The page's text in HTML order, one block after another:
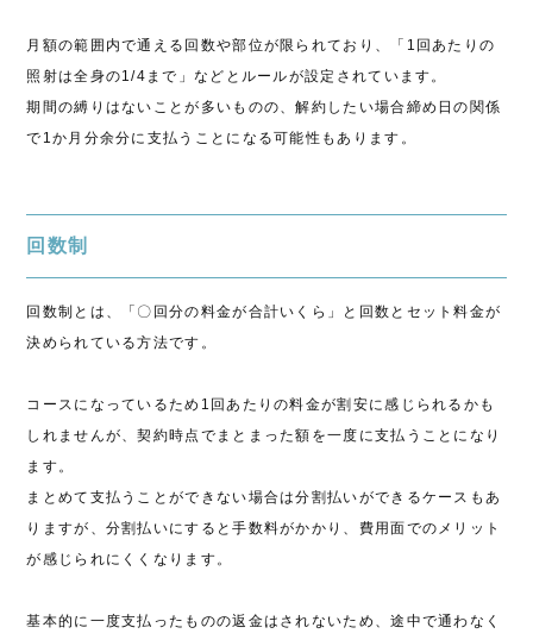
月額の範囲内で通える回数や部位が限られており、「1回あたりの
照射は全身の1/4まで」などとルールが設定されています。
期間の縛りはないことが多いものの、解約したい場合締め日の関係
で1か月分余分に支払うことになる可能性もあります。
回数制
回数制とは、「〇回分の料金が合計いくら」と回数とセット料金が
決められている方法です。
コースになっているため1回あたりの料金が割安に感じられるかも
しれませんが、契約時点でまとまった額を一度に支払うことになり
ます。
まとめて支払うことができない場合は分割払いができるケースもあ
りますが、分割払いにすると手数料がかかり、費用面でのメリット
が感じられにくくなります。
基本的に一度支払ったものの返金はされないため、途中で通わなく